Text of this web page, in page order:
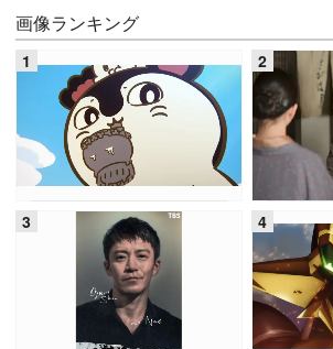
画像ランキング